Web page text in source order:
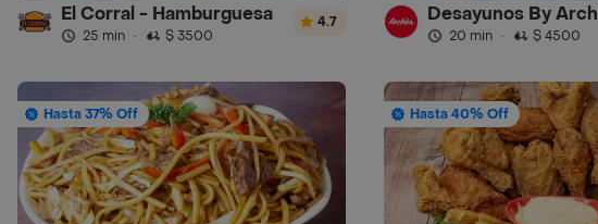
El Corral - Hamburguesa
25 min · $ 3500
4.7 Desayunos By
20 min · $ 4500
Hasta 37% Off Hasta 40% Off